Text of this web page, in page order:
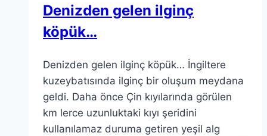
Denizden gelen ilginç
köpük…
Denizden gelen ilginç köpük… İngiltere
kuzeybatısında ilginç bir oluşum meydana
geldi. Daha önce Çin kıyılarında görülen
km lerce uzunluktaki kıyı şeridini
kullanılamaz duruma getiren yeşil alg